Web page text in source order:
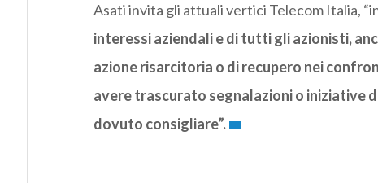
Asati invita gli attuali vertici Telecom Italia,
interessi aziendali e di tutti gli azionisti,
azione risarcitoria o di recupero nei
avere trascurato segnalazioni o iniziative
dovuto consigliare”.